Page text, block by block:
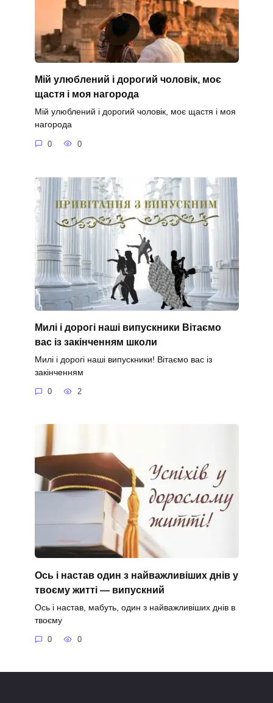
Мій улюблений і дорогий чоловік, моє
щастя і моя нагорода
Мій улюблений і дорогий чоловік, моє щастя і моя
нагорода
0 0
Милі і дорогі наші випускники Вітаємо
вас із закінченням школи
Милі і дорогі наші випускники! Вітаємо вас із
закінченням
0 2
Ось і настав один з найважливіших днів у
твоєму житті — випускний
Ось і настав, мабуть, один з найважливіших днів в
твоєму
0 0